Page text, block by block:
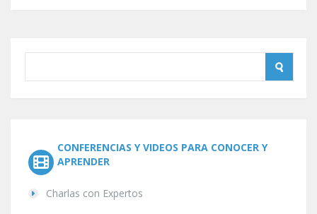
CONFERENCIAS Y VIDEOS PARA CONOCER Y
APRENDER
Charlas con Expertos